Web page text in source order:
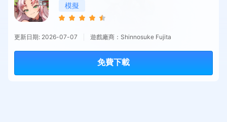
模擬
更新日期: 2026-07-07 遊戲廠商：Shinnosuke Fujita
免費下載